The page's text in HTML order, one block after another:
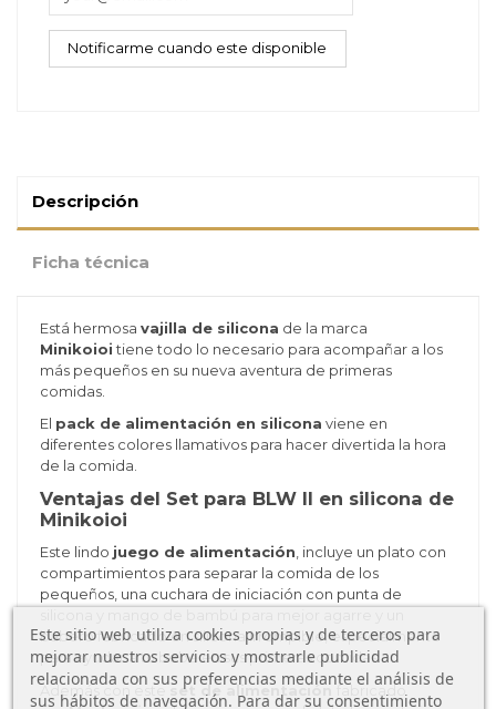
Descripción
Ficha técnica
Está hermosa vajilla de silicona de la marca
Minikoioitiene todo lo necesario para acompañar a los
más pequeños en su nueva aventura de primeras
comidas.
El pack de alimentación en silicona viene en
diferentes colores llamativos para hacer divertida la hora
de la comida.
Ventajas del Set para BLW II en silicona de
Minikoioi
Este lindo juego de alimentación , incluye un plato con
compartimientos para separar la comida de los
pequeños, una cuchara de iniciación con punta de
babero fabricado en silicona irrompible, especialmente
para ayudar a tu bebé en sus primeras comidas.
Además con esteset de alimentaciónfabricado
Este sitio web utiliza cookies propias y de terceros para
mejorar nuestros servicios y mostrarle publicidad
relacionada con sus preferencias mediante el análisis de
sus hábitos de navegación. Para dar su consentimiento